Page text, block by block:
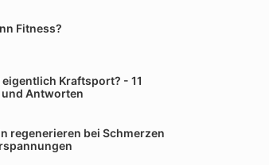
Fitness?
eigentlich Kraftsport? - 11
und Antworten
regenerieren bei Schmerzen